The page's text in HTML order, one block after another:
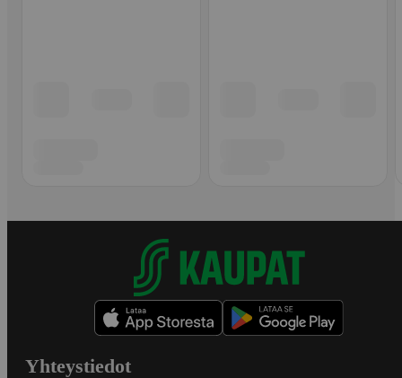
Yhteystiedot